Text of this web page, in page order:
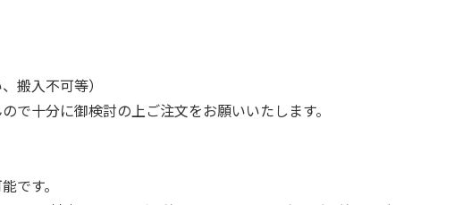
搬入不可等）
十分に御検討の上ご注文をお願いいたします。
です。